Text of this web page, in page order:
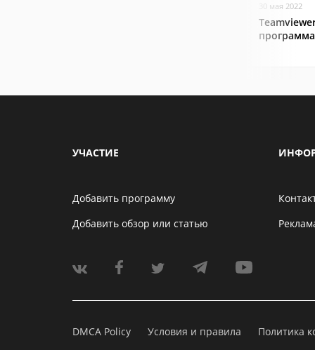
30 мая 2022
программа
УЧАСТИЕ
Добавить программу
Добавить обзор или статью
DMCA Policy Условия и правила Политика